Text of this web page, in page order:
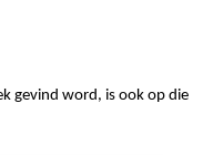
gevind word, is ook op die